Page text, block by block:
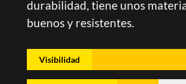
durabilidad, tiene unos
buenos y resistentes.
Visibilidad